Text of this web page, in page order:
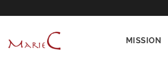
MISSION